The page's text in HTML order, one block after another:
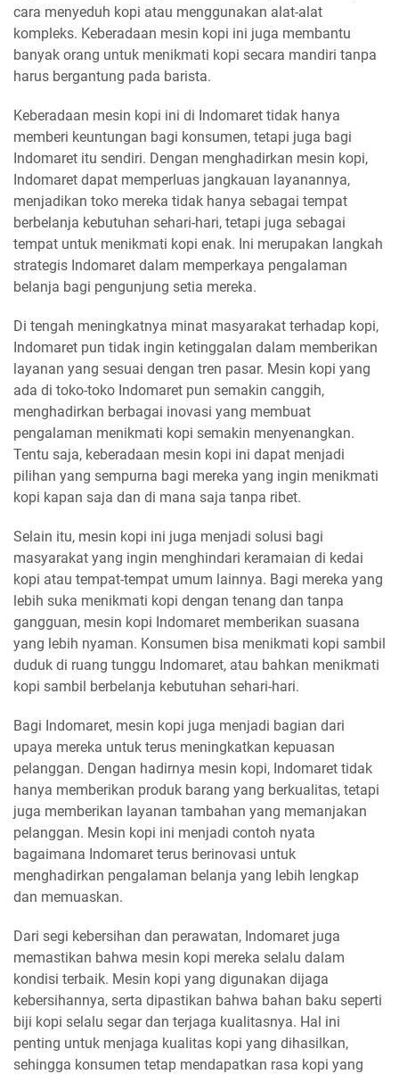
cara menyeduh kopi atau menggunakan alat-alat
kompleks. Keberadaan mesin kopi ini juga membantu
banyak orang untuk menikmati kopi secara mandiri tanpa
harus bergantung pada barista.
Keberadaan mesin kopi ini di Indomaret tidak hanya
memberi keuntungan bagi konsumen, tetapi juga bagi
Indomaret itu sendiri. Dengan menghadirkan mesin kopi,
Indomaret dapat memperluas jangkauan layanannya,
menjadikan toko mereka tidak hanya sebagai tempat
berbelanja kebutuhan sehari-hari, tetapi juga sebagai
tempat untuk menikmati kopi enak. Ini merupakan langkah
strategis Indomaret dalam memperkaya pengalaman
belanja bagi pengunjung setia mereka.
Di tengah meningkatnya minat masyarakat terhadap kopi,
Indomaret pun tidak ingin ketinggalan dalam memberikan
layanan yang sesuai dengan tren pasar. Mesin kopi yang
ada di toko-toko Indomaret pun semakin canggih,
menghadirkan berbagai inovasi yang membuat
pengalaman menikmati kopi semakin menyenangkan.
Tentu saja, keberadaan mesin kopi ini dapat menjadi
pilihan yang sempurna bagi mereka yang ingin menikmati
kopi kapan saja dan di mana saja tanpa ribet.
Selain itu, mesin kopi ini juga menjadi solusi bagi
masyarakat yang ingin menghindari keramaian di kedai
kopi atau tempat-tempat umum lainnya. Bagi mereka yang
lebih suka menikmati kopi dengan tenang dan tanpa
gangguan, mesin kopi Indomaret memberikan suasana
yang lebih nyaman. Konsumen bisa menikmati kopi sambil
duduk di ruang tunggu Indomaret, atau bahkan menikmati
kopi sambil berbelanja kebutuhan sehari-hari.
Bagi Indomaret, mesin kopi juga menjadi bagian dari
upaya mereka untuk terus meningkatkan kepuasan
pelanggan. Dengan hadirnya mesin kopi, Indomaret tidak
hanya memberikan produk barang yang berkualitas, tetapi
juga memberikan layanan tambahan yang memanjakan
pelanggan. Mesin kopi ini menjadi contoh nyata
bagaimana Indomaret terus berinovasi untuk
menghadirkan pengalaman belanja yang lebih lengkap
dan memuaskan.
Dari segi kebersihan dan perawatan, Indomaret juga
memastikan bahwa mesin kopi mereka selalu dalam
kondisi terbaik. Mesin kopi yang digunakan dijaga
kebersihannya, serta dipastikan bahwa bahan baku seperti
biji kopi selalu segar dan terjaga kualitasnya. Hal ini
penting untuk menjaga kualitas kopi yang dihasilkan,
sehingga konsumen tetap mendapatkan rasa kopi yang